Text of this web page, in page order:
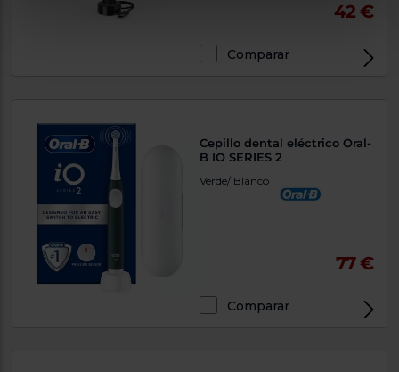
42 €
Comparar
Cepillo dental eléctrico Oral-
B IO SERIES 2
Verde/ Blanco
77 €
Comparar